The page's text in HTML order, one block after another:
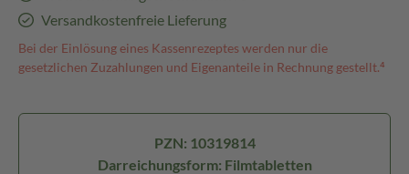
Versandkostenfreie Lieferung
Bei der Einlösung eines Kassenrezeptes werden nur die
gesetzlichen Zuzahlungen und Eigenanteile in Rechnung gestellt.⁴
PZN: 10319814
Darreichungsform: Filmtabletten